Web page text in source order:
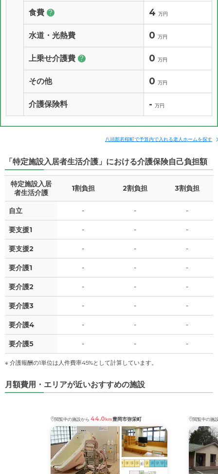
食費 ? 4 万円
水道・光熱費 0 万円
上乗せ介護費 ? 0 万円
その他 0 万円
介護保険料 - 万円
八頭郡若桜町で予算内で入れる老人ホームを探す
「特定施設入居者生活介護」における介護保険自己負担額
特定施設入居
者生活介護
1割負担 2割負担 3割負担
自立 - - -
要支援1 - - -
要支援2 - - -
要介護1 - - -
要介護2 - - -
要介護3 - - -
要介護4 - - -
要介護5 - - -
※ 介護報酬の1単位は人件費率45%として計算しています。
月額費用・エリアが近いおすすめの施設
閲覧中の施設から 44.0 km豊岡市弥栄町 閲覧中の施